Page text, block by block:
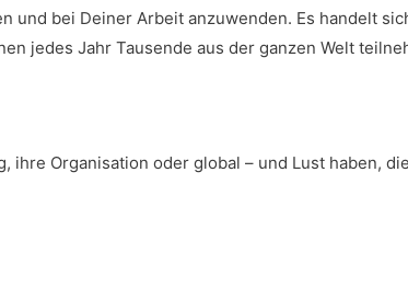
bei Deiner Arbeit anzuwenden. Es handelt
jedes Jahr Tausende aus der ganzen Welt
ihre Organisation oder global – und Lust haben,